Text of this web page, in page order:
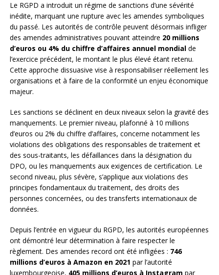
Le RGPD a introduit un régime de sanctions d’une sévérité
inédite, marquant une rupture avec les amendes symboliques
du passé. Les autorités de contrôle peuvent désormais infliger
des amendes administratives pouvant atteindre 20 millions
d’euros ou 4% du chiffre d’affaires annuel mondial de
l’exercice précédent, le montant le plus élevé étant retenu.
Cette approche dissuasive vise à responsabiliser réellement les
organisations et à faire de la conformité un enjeu économique
majeur.
Les sanctions se déclinent en deux niveaux selon la gravité des
manquements. Le premier niveau, plafonné à 10 millions
d’euros ou 2% du chiffre d’affaires, concerne notamment les
violations des obligations des responsables de traitement et
des sous-traitants, les défaillances dans la désignation du
DPO, ou les manquements aux exigences de certification. Le
second niveau, plus sévère, s’applique aux violations des
principes fondamentaux du traitement, des droits des
personnes concernées, ou des transferts internationaux de
données.
Depuis l’entrée en vigueur du RGPD, les autorités européennes
ont démontré leur détermination à faire respecter le
règlement. Des amendes record ont été infligées : 746
millions d’euros à Amazon en 2021 par l’autorité
luxembourgeoise, 405 millions d’euros à Instagram par